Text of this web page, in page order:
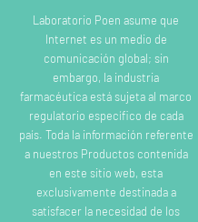
Laboratorio Poen asume que
Internet es un medio de
comunicación global; sin
embargo, la industria
farmacéutica está sujeta al marco
regulatorio específico de cada
país. Toda la información referente
a nuestros Productos contenida
en este sitio web, esta
exclusivamente destinada a
satisfacer la necesidad de los